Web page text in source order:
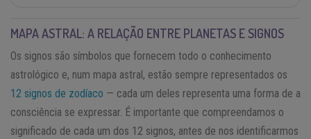
MAPA ASTRAL: A RELAÇÃO ENTRE PLANETAS E SIGNOS
Os signos são símbolos que fornecem todo o conhecimento
astrológico e, num mapa astral, estão sempre representados os
12 signos de zodíaco — cada um deles representa uma forma de a
consciência se expressar. É importante que compreendamos o
significado de cada um dos 12 signos, antes de nos identificarmos